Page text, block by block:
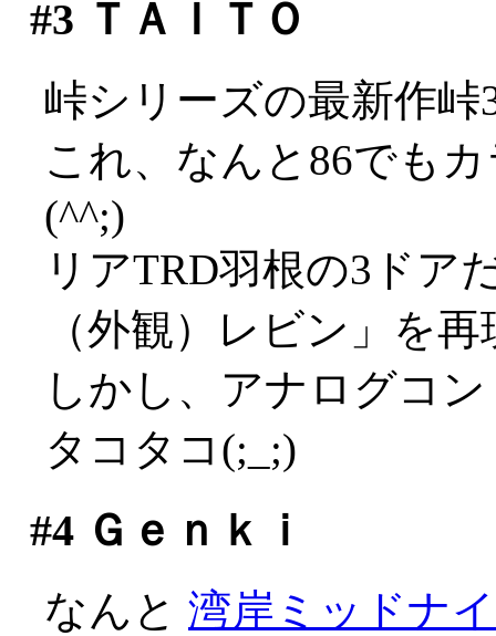
#3 ＴＡＩＴＯ
峠シリーズの最新作峠
これ、なんと86でも
(^^;)
リアTRD羽根の3ドア
（外観）レビン」を再
しかし、アナログコ
タコタコ(;_;)
#4Ｇｅｎｋｉ
なんと 湾岸ミッドナ